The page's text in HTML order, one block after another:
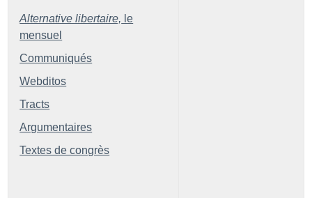
Alternative libertaire, le
mensuel
Communiqués
Webditos
Tracts
Argumentaires
Textes de congrès